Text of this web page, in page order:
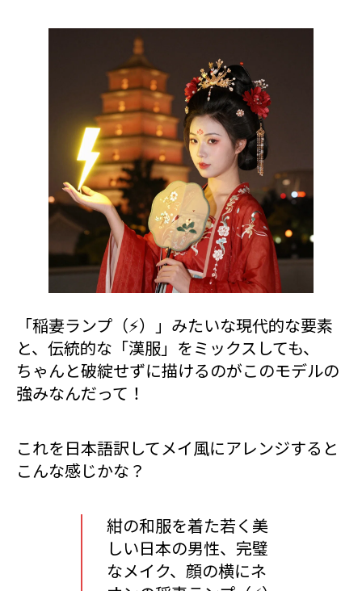
「稲妻ランプ（⚡️）」みたいな現代的な要素
と、伝統的な「漢服」をミックスしても、
ちゃんと破綻せずに描けるのがこのモデルの
強みなんだって！
これを日本語訳してメイ風にアレンジすると
こんな感じかな？
紺の和服を着た若く美
しい日本の男性、完璧
なメイク、顔の横にネ